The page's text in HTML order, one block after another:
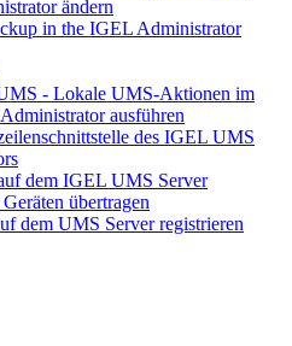
ändern
in the IGEL Administrator
- Lokale UMS-Aktionen im
ausführen
des IGEL UMS
dem IGEL UMS Server
übertragen
dem UMS Server registrieren